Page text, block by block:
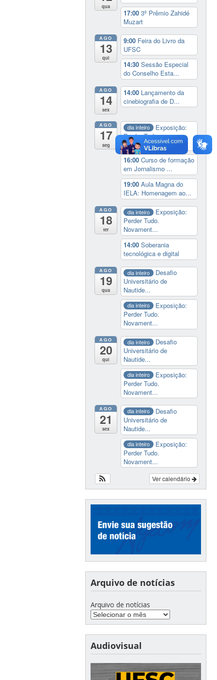
qua
17:003º Prêmio Zahidé
Muzart
AGO
13
qui
9:00 Feira do Livro da
UFSC
14:30Sessão Especial
do Conselho Esta...
AGO
14
sex
14:00 Lançamento da
cinebiografia de D...
AGO
17
seg
dia inteiro
Exposição:
Perder Tudo.
Novament...
16:00Curso de formação
em Jornalismo ...
19:00Aula Magna do
IELA: Homenagem ao...
AGO
18
ter
dia inteiro
Exposição:
Perder Tudo.
Novament...
14:00Soberania
tecnológica e digital
AGO
19
qua
dia inteiro
Desafio
Universitário de
Nautide...
dia inteiro
Exposição:
Perder Tudo.
Novament...
AGO
20
qui
dia inteiro
Desafio
Universitário de
Nautide...
dia inteiro
Exposição:
Perder Tudo.
Novament...
AGO
21
sex
dia inteiro
Desafio
Universitário de
Nautide...
dia inteiro
Exposição:
Perder Tudo.
Novament...
Ver calendário
Arquivo de notícias
Arquivo de notícias
Audiovisual